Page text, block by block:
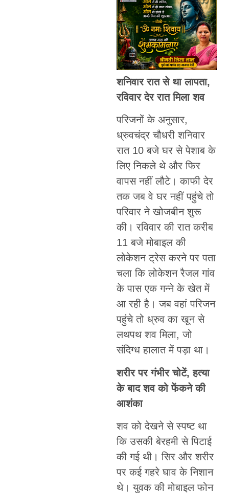
शनिवार रात से था लापता,
रविवार देर रात मिला शव
परिजनों के अनुसार,
ध्रुवचंद्र चौधरी शनिवार
रात 10 बजे घर से पेशाब के
लिए निकले थे और फिर
वापस नहीं लौटे। काफी देर
तक जब वे घर नहीं पहुंचे तो
परिवार ने खोजबीन शुरू
की। रविवार की रात करीब
11 बजे मोबाइल की
लोकेशन ट्रेस करने पर पता
चला कि लोकेशन रैजल गांव
के पास एक गन्ने के खेत में
आ रही है। जब वहां परिजन
पहुंचे तो ध्रुव का खून से
लथपथ शव मिला, जो
संदिग्ध हालात में पड़ा था।
शरीर पर गंभीर चोटें, हत्या
के बाद शव को फेंकने की
आशंका
शव को देखने से स्पष्ट था
कि उसकी बेरहमी से पिटाई
की गई थी। सिर और शरीर
पर कई गहरे घाव के निशान
थे। युवक की मोबाइल फोन